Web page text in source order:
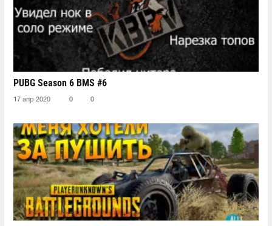
PUBG Season 6 BMS #6
17 апр 2020 0 0